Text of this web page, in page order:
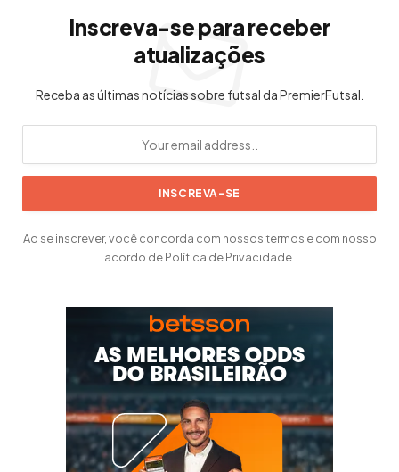
Inscreva-se para receber
atualizações
Receba as últimas notícias sobre futsal da PremierFutsal.
Ao se inscrever, você concorda com nossos termos e com nosso
acordo de Política de Privacidade.